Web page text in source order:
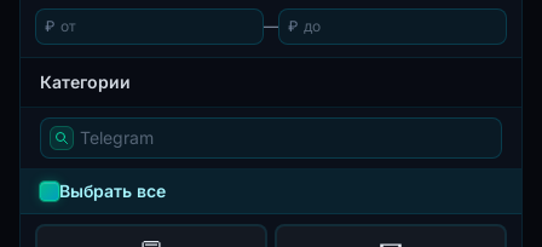
₽ — ₽
Категории
Выбрать все